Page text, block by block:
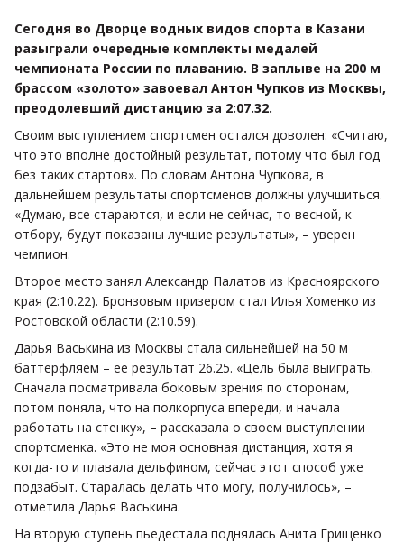
Сегодня во Дворце водных видов спорта в Казани
разыграли очередные комплекты медалей
чемпионата России по плаванию. В заплыве на 200 м
брассом «золото» завоевал Антон Чупков из Москвы,
преодолевший дистанцию за 2:07.32.
Своим выступлением спортсмен остался доволен: «Считаю,
что это вполне достойный результат, потому что был год
без таких стартов». По словам Антона Чупкова, в
дальнейшем результаты спортсменов должны улучшиться.
«Думаю, все стараются, и если не сейчас, то весной, к
отбору, будут показаны лучшие результаты», – уверен
чемпион.
Второе место занял Александр Палатов из Красноярского
края (2:10.22). Бронзовым призером стал Илья Хоменко из
Ростовской области (2:10.59).
Дарья Васькина из Москвы стала сильнейшей на 50 м
баттерфляем – ее результат 26.25. «Цель была выиграть.
Сначала посматривала боковым зрения по сторонам,
потом поняла, что на полкорпуса впереди, и начала
работать на стенку», – рассказала о своем выступлении
спортсменка. «Это не моя основная дистанция, хотя я
когда-то и плавала дельфином, сейчас этот способ уже
подзабыт. Старалась делать что могу, получилось», –
отметила Дарья Васькина.
На вторую ступень пьедестала поднялась Анита Грищенко